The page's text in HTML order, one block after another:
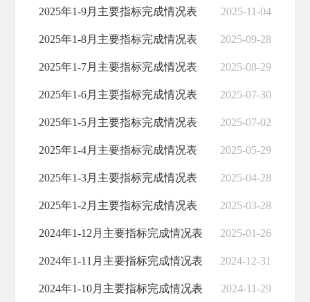
2025年1-9月主要指标完成情况表 2025-11-04
2025年1-8月主要指标完成情况表 2025-09-28
2025年1-7月主要指标完成情况表 2025-08-29
2025年1-6月主要指标完成情况表 2025-07-30
2025年1-5月主要指标完成情况表 2025-07-02
2025年1-4月主要指标完成情况表 2025-05-29
2025年1-3月主要指标完成情况表 2025-04-28
2025年1-2月主要指标完成情况表 2025-03-28
2024年1-12月主要指标完成情况表 2025-01-26
2024年1-11月主要指标完成情况表 2024-12-31
2024年1-10月主要指标完成情况表 2024-11-29